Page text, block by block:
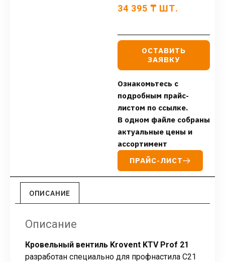
34 395 ₸ ШТ.
ОСТАВИТЬ
ЗАЯВКУ
Ознакомьтесь с
подробным прайс-
листом по ссылке.
В одном файле собраны
актуальные цены и
ассортимент
ПРАЙС-ЛИСТ
ОПИСАНИЕ
Описание
Кровельный вентиль Krovent KTV Prof 21
разработан специально для профнастила C21